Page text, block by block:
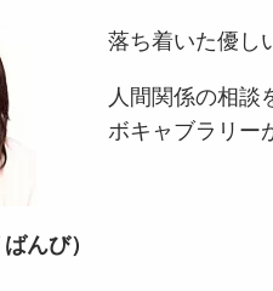
んび）
落ち着いた優し
人間関係の相談
ボキャブラリー